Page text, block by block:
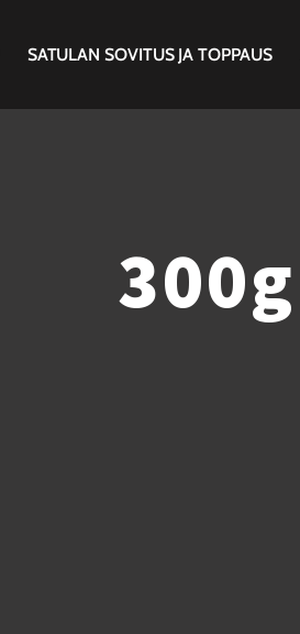
SATULAN SOVITUS JA TOPPAUS
300g